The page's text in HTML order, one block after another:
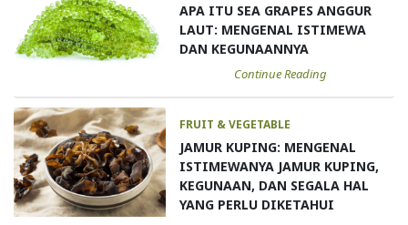
APA ITU SEA GRAPES ANGGUR
LAUT: MENGENAL ISTIMEWA
DAN KEGUNAANNYA
Continue Reading
FRUIT & VEGETABLE
JAMUR KUPING: MENGENAL
ISTIMEWANYA JAMUR KUPING,
KEGUNAAN, DAN SEGALA HAL
YANG PERLU DIKETAHUI